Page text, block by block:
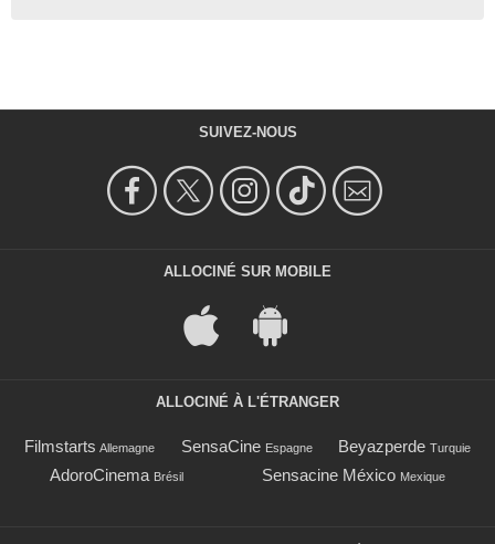
SUIVEZ-NOUS
ALLOCINÉ SUR MOBILE
ALLOCINÉ À L'ÉTRANGER
Filmstarts Allemagne SensaCine Espagne Beyazperde Turquie
AdoroCinema Brésil Sensacine México Mexique